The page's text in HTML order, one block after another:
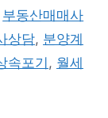
부동산매매사
상담, 분양계
속포기 , 월세